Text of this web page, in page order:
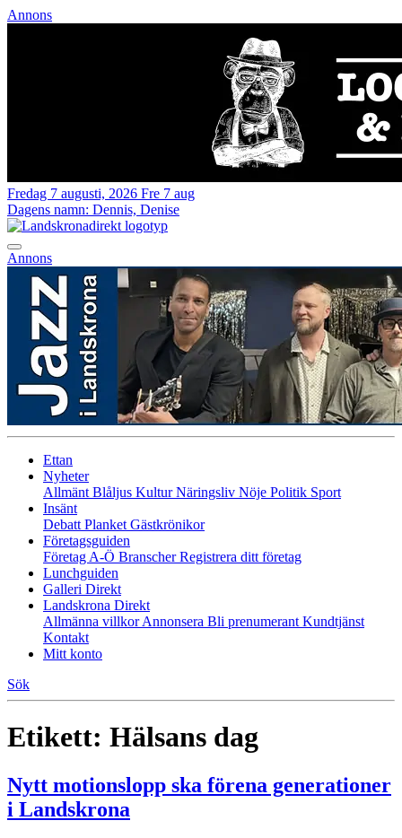
Annons
Fredag 7 augusti, 2026 Fre 7 aug
Dagens namn: Dennis, Denise
Annons
Ettan
Nyheter
Allmänt Blåljus KulturNäringsliv Nöje Politik Sport
Insänt
Debatt Planket Gästkrönikor
Företagsguiden
Företag A-Ö BranscherRegistrera ditt företag
Lunchguiden
Galleri Direkt
Landskrona Direkt
Allmänna villkorAnnonsera Bli prenumerant Kundtjänst
Kontakt
Mitt konto
Sök
Etikett: Hälsans dag
Nytt motionslopp ska förena generationer
i Landskrona